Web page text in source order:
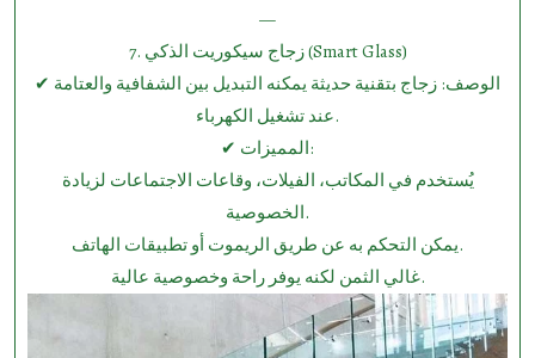
—
7.⁠ ⁠زجاج سيكوريت الذكي (Smart Glass)
✔ الوصف: زجاج بتقنية حديثة يمكنه التبديل بين الشفافية والعتامة
عند تشغيل الكهرباء.
✔ المميزات:
يُستخدم في المكاتب، الفيلات، وقاعات الاجتماعات لزيادة
الخصوصية.
يمكن التحكم به عن طريق الريموت أو تطبيقات الهاتف.
غالي الثمن لكنه يوفر راحة وخصوصية عالية.